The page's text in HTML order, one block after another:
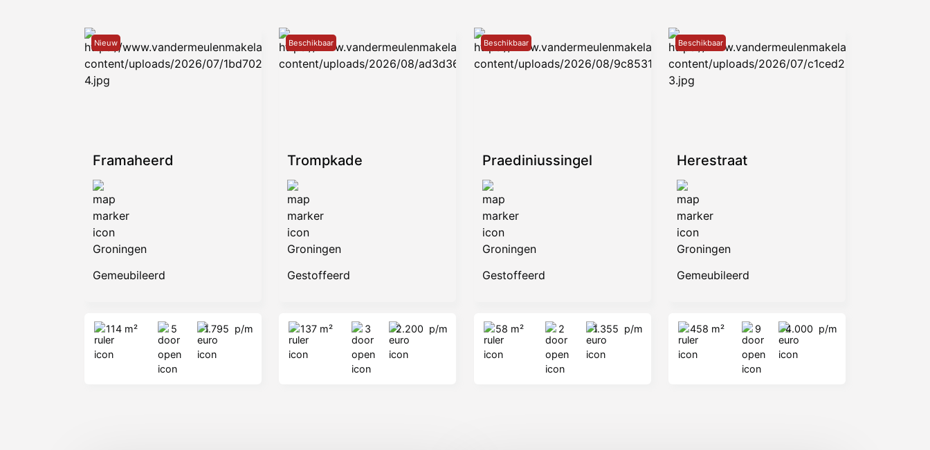
Nieuw
Framaheerd
Groningen
Gemeubileerd
114 m² 5 1.795 p/m
Beschikbaar
Trompkade
Groningen
Gestoffeerd
137 m² 3 2.200 p/m
Beschikbaar
Praediniussingel
Groningen
Gestoffeerd
58 m² 2 1.355 p/m
Beschikbaar
Herestraat
Groningen
Gemeubileerd
458 m² 9 4.000 p/m